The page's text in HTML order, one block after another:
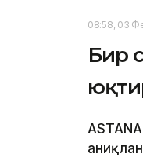
08:58, 03
Бир